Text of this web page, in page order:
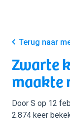
Terug naar
Zwarte
maakte
Door S op 12
2.874 keer